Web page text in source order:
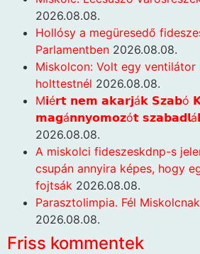
2026.08.08.
Hollósy a megüresedő
Parlamentben 2026.08.08.
Miskolcon: Volt egy ventilátor
holttestnél 2026.08.08.
M𝗶é𝗿𝘁 𝗻𝗲𝗺 𝗮𝗸𝗮𝗿𝗷á𝗸 𝗦𝘇𝗮𝗯ó
𝗺𝗮𝗴á𝗻𝗻𝘆𝗼𝗺𝗼𝘇ó𝘁
2026.08.08.
A miskolci fideszeskdnp-s
csupán annyira képes, hogy
fojtsák 2026.08.08.
Parasztolimpia. Fél
2026.08.08.
Friss kommentek